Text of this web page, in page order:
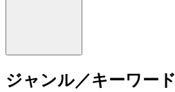
ジャンル／キーワード